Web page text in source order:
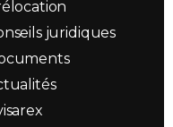
juridiques